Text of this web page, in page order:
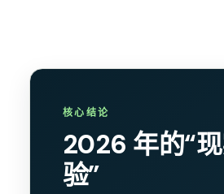
核心结论
2026 年的“
验”